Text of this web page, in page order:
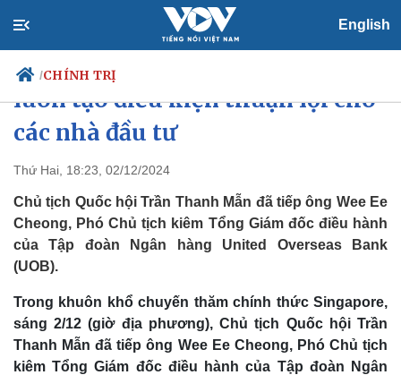
English
/CHÍNH TRỊ
Chính trị
Đảng
Tổ chức nhân sự
Quốc hội
Nhận diện sự thật
Tin 24h
Dự báo thời tiết
Giáo dục
Dấu ấn VOV
Chủ tịch Quốc hội: Việt Nam
luôn tạo điều kiện thuận lợi cho
các nhà đầu tư
Thứ Hai, 18:23, 02/12/2024
Chủ tịch Quốc hội Trần Thanh Mẫn đã tiếp ông Wee Ee
Cheong, Phó Chủ tịch kiêm Tổng Giám đốc điều hành
của Tập đoàn Ngân hàng United Overseas Bank
(UOB).
Trong khuôn khổ chuyến thăm chính thức Singapore,
sáng 2/12 (giờ địa phương), Chủ tịch Quốc hội Trần
Thanh Mẫn đã tiếp ông Wee Ee Cheong, Phó Chủ tịch
kiêm Tổng Giám đốc điều hành của Tập đoàn Ngân